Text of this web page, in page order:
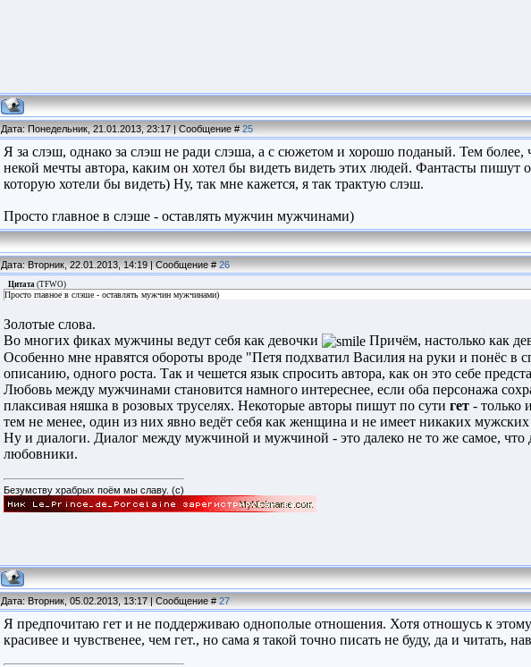
Дата: Понедельник, 21.01.2013, 23:17 | Сообщение #25
Я за слэш, однако за слэш не ради слэша, а с сюжетом и хорошо поданый. Тем
некой мечты автора, каким он хотел бы видеть видеть этих людей. Фантасты
которую хотели бы видеть) Ну, так мне кажется, я так трактую слэш.
Просто главное в слэше - оставлять мужчин мужчинами)
Дата: Вторник, 22.01.2013, 14:19 | Сообщение #26
Цитата (TFWO)
Просто главное в слэше - оставлять мужчин мужчинами)
Золотые слова.
Во многих фиках мужчины ведут себя как девочки
Причём, настолько как
Особенно мне нравятся обороты вроде "Петя подхватил Василия на руки и понёс в
описанию, одного роста. Так и чешется язык спросить автора, как он это себе
Любовь между мужчинами становится намного интереснее, если оба персонажа
плаксивая няшка в розовых труселях. Некоторые авторы пишут по сути гет - только
тем не менее, один из них явно ведёт себя как женщина и не имеет никаких мужских
Ну и диалоги. Диалог между мужчиной и мужчиной - это далеко не то же самое,
любовники.
Безумству храбрых поём мы славу. (с)
Дата: Вторник, 05.02.2013, 13:17 | Сообщение #27
Я предпочитаю гет и не поддерживаю однополые отношения. Хотя отношусь к
красивее и чувственее, чем гет., но сама я такой точно писать не буду, да и читать,